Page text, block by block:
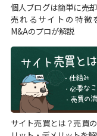
個人ブログは簡単に売
売れるサイトの特徴
M&Aのプロが解説
サイト売買とは？売買